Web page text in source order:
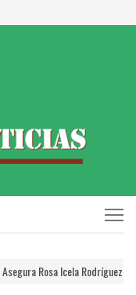
Rosa Icela Rodríguez a